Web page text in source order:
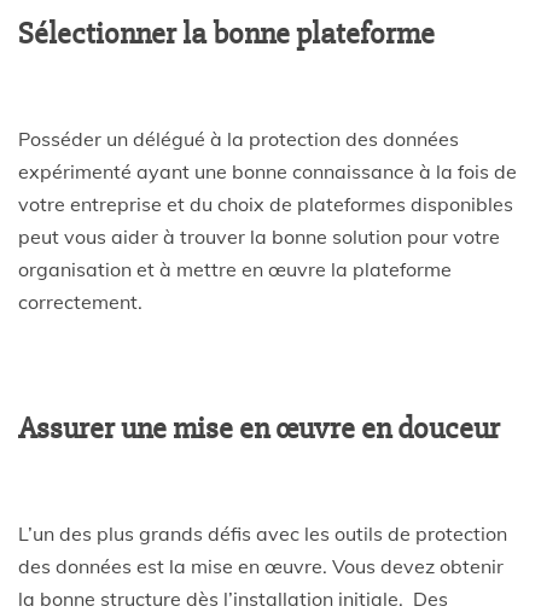
Sélectionner la bonne plateforme
Posséder un délégué à la protection des données
expérimenté ayant une bonne connaissance à la fois de
votre entreprise et du choix de plateformes disponibles
peut vous aider à trouver la bonne solution pour votre
organisation et à mettre en œuvre la plateforme
correctement.
Assurer une mise en œuvre en douceur
L’un des plus grands défis avec les outils de protection
des données est la mise en œuvre. Vous devez obtenir
la bonne structure dès l’installation initiale. Des